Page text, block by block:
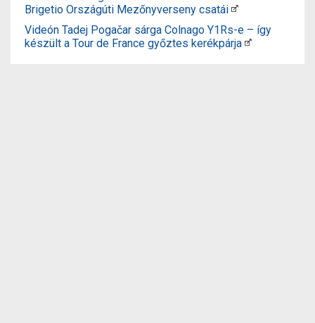
Brigetio Országúti Mezőnyverseny csatái
Videón Tadej Pogačar sárga Colnago Y1Rs-e – így
készült a Tour de France győztes kerékpárja